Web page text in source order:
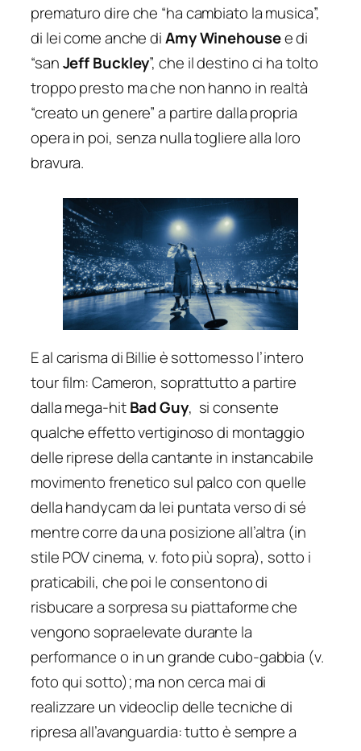
prematuro dire che “ha cambiato la musica”,
di lei come anche diAmy Winehousee di
“sanJeff Buckley”, che il destino ci ha tolto
troppo presto ma che non hanno in realtà
“creato un genere” a partire dalla propria
opera in poi, senza nulla togliere alla loro
bravura.
E al carisma di Billie è sottomesso l’intero
tour film: Cameron, soprattutto a partire
dalla mega-hitBad Guy, si consente
qualche effetto vertiginoso di montaggio
delle riprese della cantante in instancabile
movimento frenetico sul palco con quelle
della handycam da lei puntata verso di sé
mentre corre da una posizione all’altra (in
stile POV cinema, v. foto più sopra), sotto i
praticabili, che poi le consentono di
risbucare a sorpresa su piattaforme che
vengono sopraelevate durante la
performance o in un grande cubo-gabbia (v.
foto qui sotto); ma non cerca mai di
realizzare un videoclip delle tecniche di
ripresa all’avanguardia: tutto è sempre a